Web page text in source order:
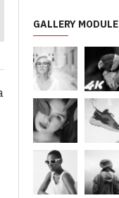
GALLERY MODULE